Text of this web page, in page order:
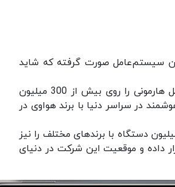
توجهی از این سیستم‌عامل صورت گرفته که شاید
شرکت هواوی پیش از این اعلام کرده که قصد دارد تا پایان سال 2021 سیستم‌عامل هارمونی را روی بیش از 300 میلیون
در حال حاضر نزدیک به 200 میلیون گوشی هوشمند در سراسر دنیا با برند هواوی در
این شرکت قصد دارد طی همکاری و مذاکرات خود با شرکت‌های دیگر 100 میلیون دستگاه با برندهای مختلف را نیز
داده و موقعیت این شرکت در دنیای